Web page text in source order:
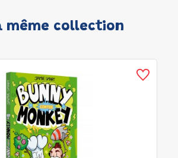
même collection